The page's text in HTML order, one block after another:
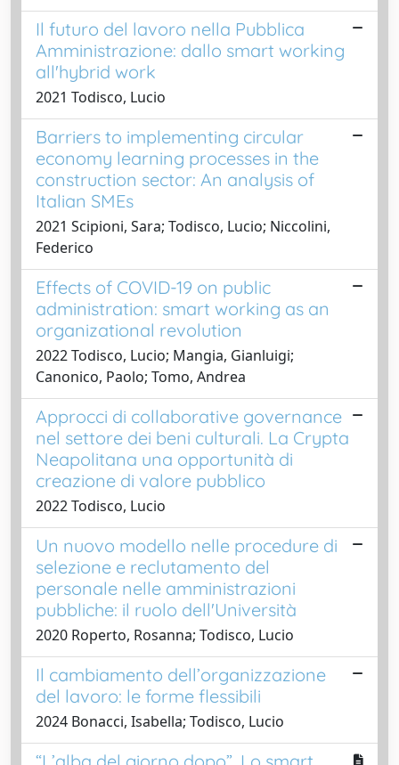
Il futuro del lavoro nella Pubblica
Amministrazione: dallo smart working
all'hybrid work
2021 Todisco, Lucio
Barriers to implementing circular
economy learning processes in the
construction sector: An analysis of
Italian SMEs
2021 Scipioni, Sara; Todisco, Lucio; Niccolini,
Federico
Effects of COVID-19 on public
administration: smart working as an
organizational revolution
2022 Todisco, Lucio; Mangia, Gianluigi;
Canonico, Paolo; Tomo, Andrea
Approcci di collaborative governance
nel settore dei beni culturali. La Crypta
Neapolitana una opportunità di
creazione di valore pubblico
2022 Todisco, Lucio
Un nuovo modello nelle procedure di
selezione e reclutamento del
personale nelle amministrazioni
pubbliche: il ruolo dell'Università
2020 Roperto, Rosanna; Todisco, Lucio
Il cambiamento dell’organizzazione
del lavoro: le forme flessibili
2024 Bonacci, Isabella; Todisco, Lucio